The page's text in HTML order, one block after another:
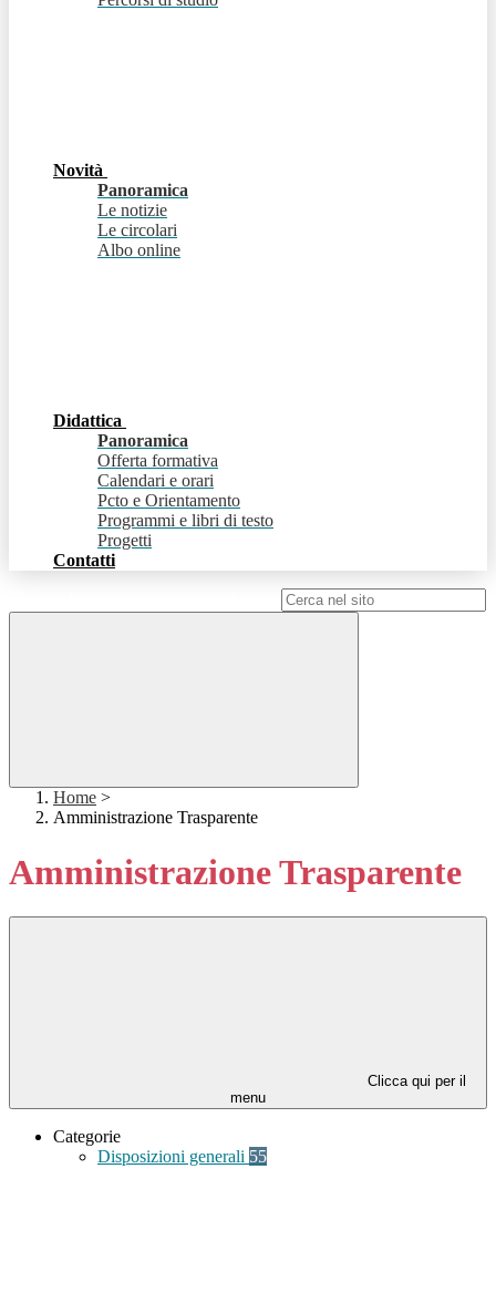
Novità
Panoramica
Le notizie
Le circolari
Albo online
Didattica
Panoramica
Offerta formativa
Calendari e orari
Pcto e Orientamento
Programmi e libri di testo
Progetti
Contatti
Home >
Amministrazione Trasparente
Amministrazione Trasparente
Clicca qui per il
menu
Categorie
Disposizioni generali 55